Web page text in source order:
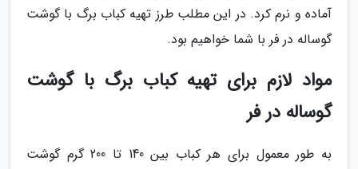
آماده و نرم کرد. در این مطلب طرز تهیه کباب برگ با گوشت
گوساله در فر با شما خواهیم بود.
مواد لازم برای تهیه کباب برگ با گوشت
گوساله در فر
به طور معمول برای هر کباب بین 140 تا 200 گرم گوشت